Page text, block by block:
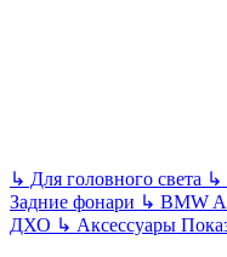
↳ Для головного света ↳
Задние фонари ↳ BMW
ДХО ↳ Аксессуары